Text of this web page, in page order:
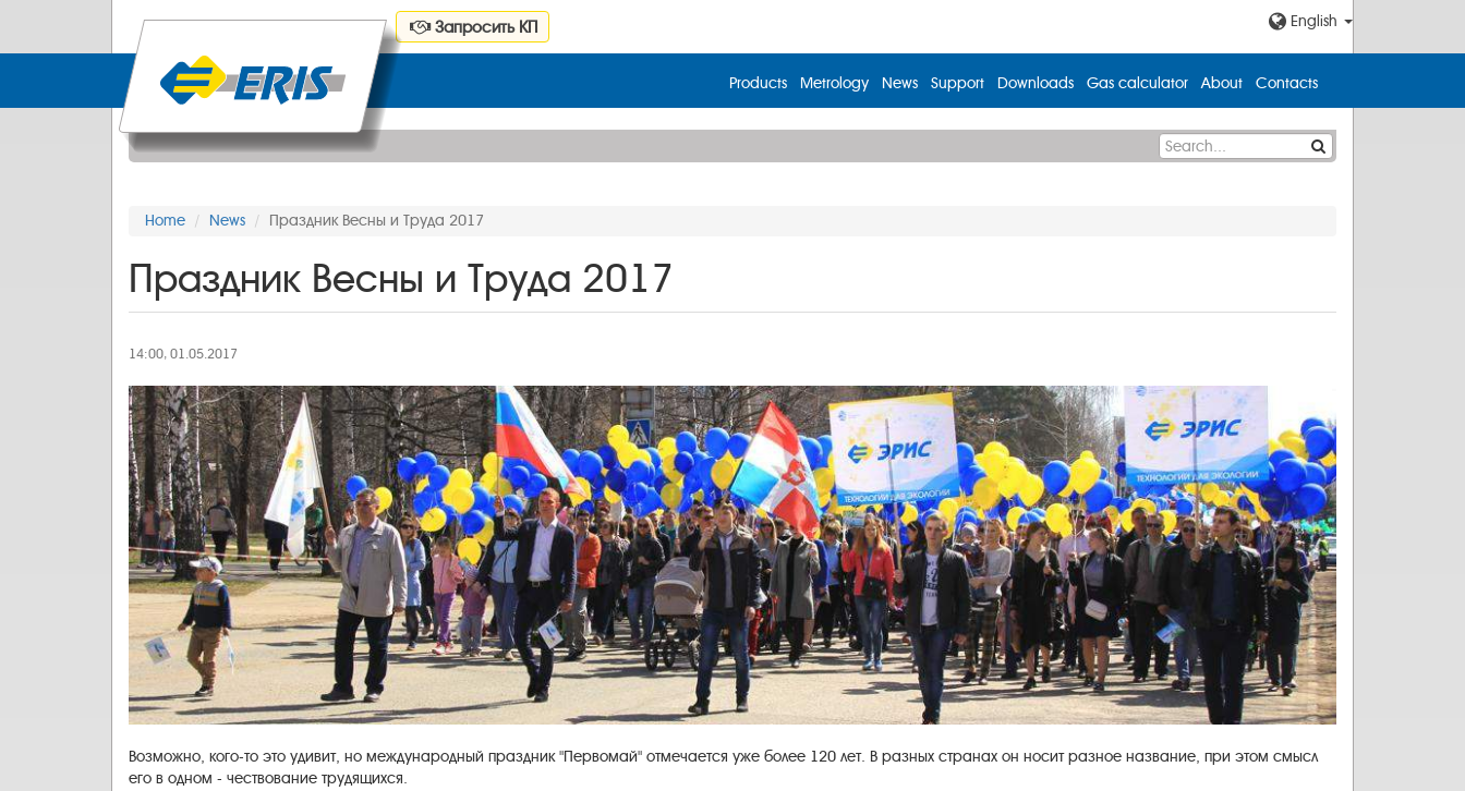
Запросить КП English
Products Metrology News Support Downloads Gas calculator About Contacts
Home News Праздник Весны и Труда 2017
Праздник Весны и Труда 2017
14:00, 01.05.2017
Возможно, кого-то это удивит, но международный праздник "Первомай" отмечается уже более 120 лет. В разных странах он носит разное название, при этом смысл
его в одном - чествование трудящихся.